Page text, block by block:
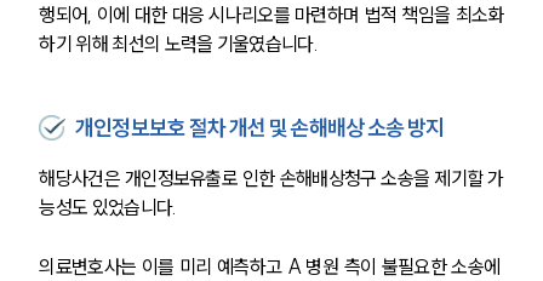
행되어, 이에 대한 대응 시나리오를 마련하며 법적 책임을 최소화
하기 위해 최선의 노력을 기울였습니다.
개인정보보호 절차 개선 및 손해배상 소송 방지
해당사건은 개인정보유출로 인한 손해배상청구 소송을 제기할 가
능성도 있었습니다.
의료변호사는 이를 미리 예측하고 A 병원 측이 불필요한 소송에